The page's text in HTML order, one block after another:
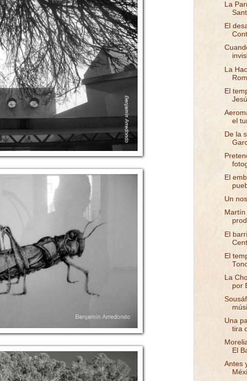
La
El
La
El
el
De la
El
Un
El
El
La
por
Una
tira
El
Antes